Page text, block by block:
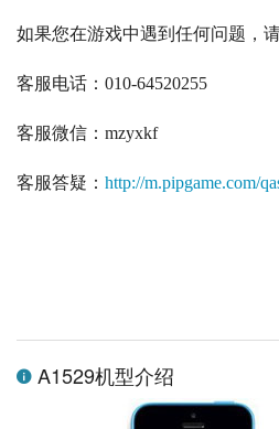
如果您在游戏中遇到任何问题，
客服电话： 010-64520255
客服微信： mzyxkf
客服答疑： http://m.pipgame.com/
A1529机型介绍